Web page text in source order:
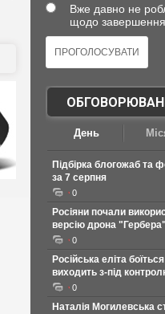
Вже давно не
щодо завершення
День
Підбірка блогожаб та
за 7 серпня
0
Росіяни почали
версію дрона
0
Російська еліта
виходить з-під
0
Наталія Могилевська